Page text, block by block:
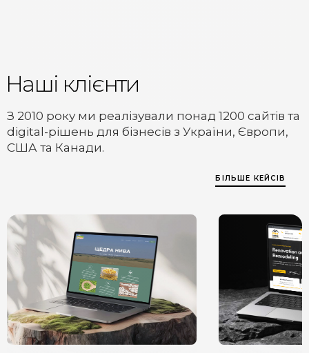
Наші клієнти
З 2010 року ми реалізували понад 1200 сайтів та
digital-рішень для бізнесів з України, Європи,
США та Канади.
БІЛЬШЕ КЕЙСІВ